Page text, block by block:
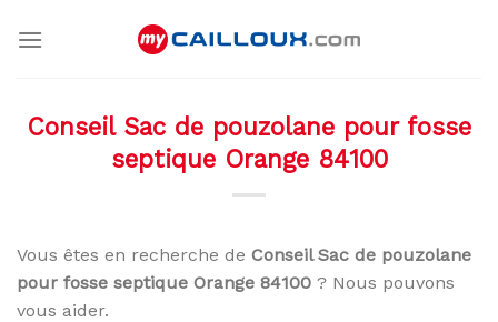
Conseil Sac de pouzolane pour fosse
septique Orange 84100
Vous êtes en recherche de Conseil Sac de pouzolane
pour fosse septique Orange 84100 ? Nous pouvons
vous aider.